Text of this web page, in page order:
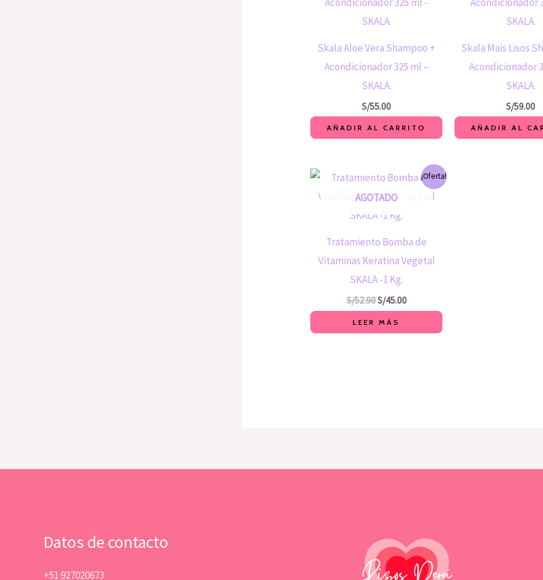
Skala Aloe Vera Shampoo +
Acondicionador 325 ml –
SKALA.
S/55.00
AÑADIR AL CARRITO
Skala Mais Lisos
Acondicionador
SKALA.
S/59.00
AÑADIR AL
¡Oferta!
AGOTADO
Tratamiento Bomba de
Vitaminas Keratina Vegetal
SKALA -1 Kg.
S/52.90
El
precio
original
S/52.90.
S/45.00
El
precio
LEER MÁS
Datos de contacto
+51 927020673